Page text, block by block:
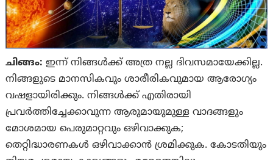
ചിങ്ങം:ഇന്ന് നിങ്ങൾ‌ക്ക് അത്ര നല്ല ദിവസമായേക്കില്ല.
നിങ്ങളുടെ മാനസികവും ശാരീരികവുമായ ആരോഗ്യം
വഷളായിരിക്കും. നിങ്ങൾക്ക് എതിരായി
പ്രവർത്തിച്ചേക്കാവുന്ന ആരുമായുമുള്ള വാദങ്ങളും
മോശമായ പെരുമാറ്റവും ഒഴിവാക്കുക;
തെറ്റിദ്ധാരണകൾ ഒഴിവാക്കാൻ ശ്രമിക്കുക. കോടതിയും